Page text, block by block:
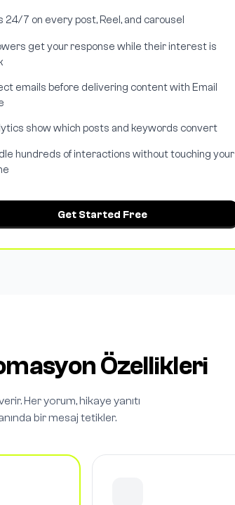
24/7 on every post, Reel, and carousel
get your response while their interest is
emails before delivering content with Email
show which posts and keywords convert
hundreds of interactions without touching your
Get Started Free
Özellikleri
Her yorum, hikaye yanıtı
bir mesaj tetikler.